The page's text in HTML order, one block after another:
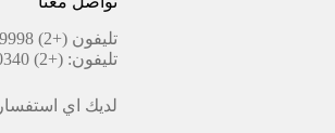
تليفون(+2) 01101239998
تليفون: (+2) 01004850340
لديك اي استفسار